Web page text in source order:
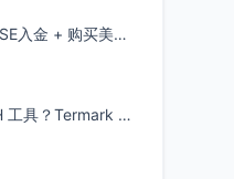
美国第一证券开户 + WISE入金 + 购买美股全流程分享
还在用老式 SSH 工具？Termark 新一代跨平台智能SSH客户端了解一下